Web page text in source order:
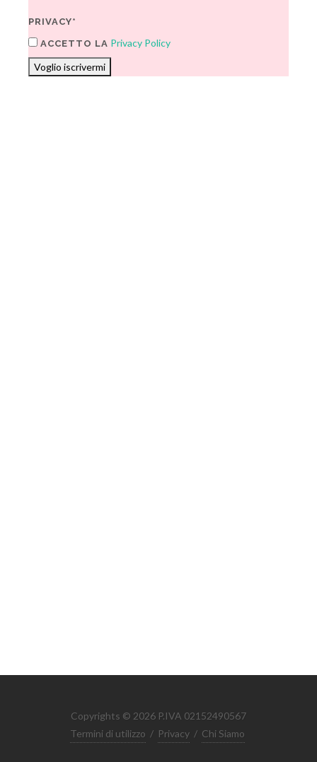
PRIVACY*
ACCETTO LA Privacy Policy
Voglio iscrivermi
Copyrights © 2026 P.IVA 02152490567
Termini di utilizzo / Privacy / Chi Siamo